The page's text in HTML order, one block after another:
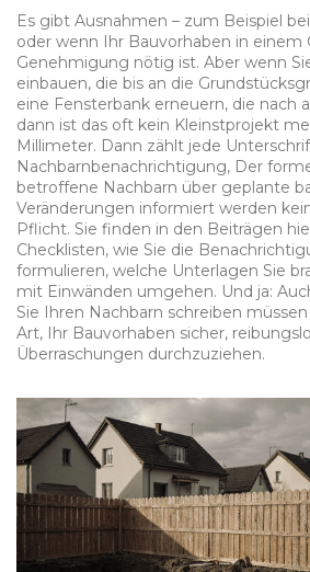
Es gibt Ausnahmen – zum Beispiel
oder wenn Ihr Bauvorhaben in einem
Genehmigung nötig ist. Aber wenn
einbauen, die bis an die
eine Fensterbank erneuern, die nach
dann ist das oft kein Kleinstprojekt
Millimeter. Dann zählt jede
Nachbarnbenachrichtigung, Der
betroffene Nachbarn über geplante
Veränderungen informiert werden
Pflicht. Sie finden in den Beiträgen
Checklisten, wie Sie die
formulieren, welche Unterlagen Sie
mit Einwänden umgehen. Und ja:
Sie Ihren Nachbarn schreiben
Art, Ihr Bauvorhaben sicher,
Überraschungen durchzuziehen.